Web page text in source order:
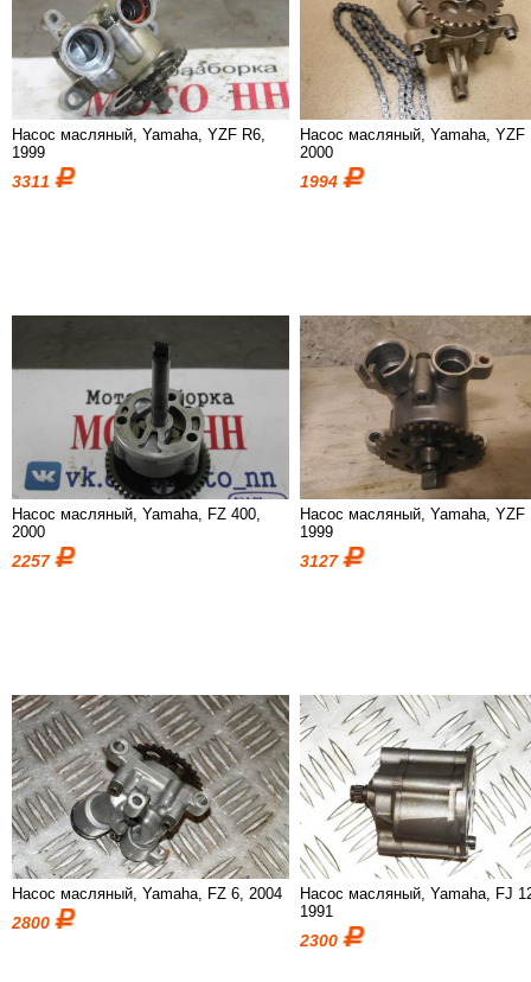
Насос масляный, Yamaha, YZF R6,
1999
3311
Насос масляный, Yamaha, YZF
2000
1994
Насос масляный, Yamaha, FZ 400,
2000
2257
Насос масляный, Yamaha, YZF
1999
3127
Насос масляный, Yamaha, FZ 6, 2004
2800
Насос масляный, Yamaha, FJ
1991
2300